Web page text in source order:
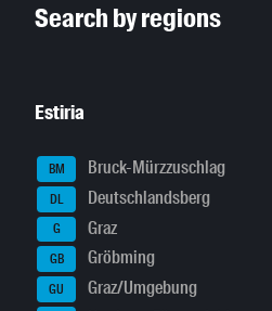
Search by regions
Estiria
BM Bruck-Mürzzuschlag
DL Deutschlandsberg
G Graz
GB Gröbming
GU Graz/Umgebung